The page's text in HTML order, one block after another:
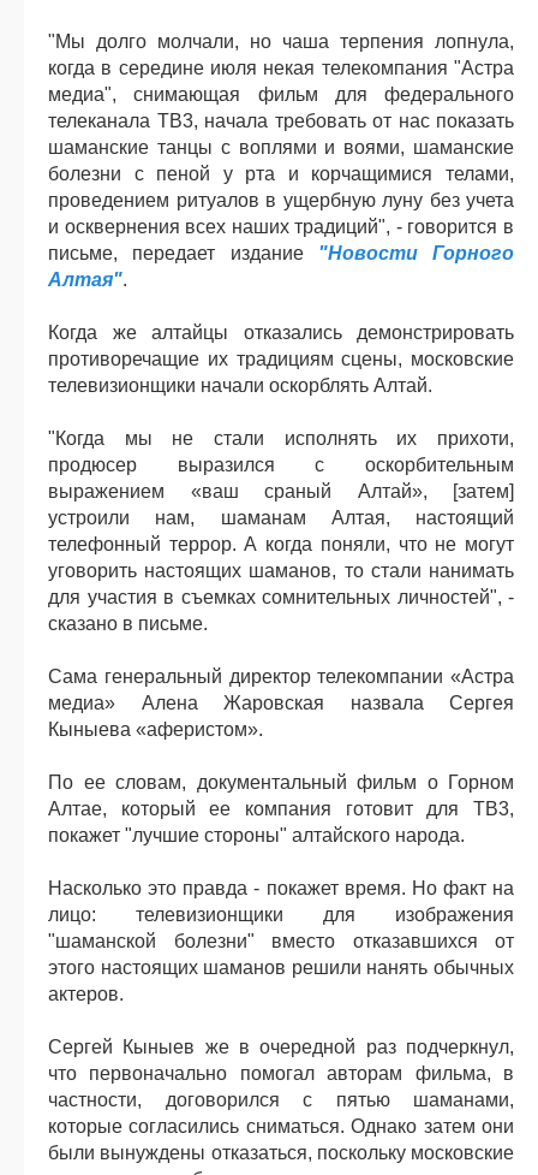
"Мы долго молчали, но чаша терпения лопнула,
когда в середине июля некая телекомпания "Астра
медиа", снимающая фильм для федерального
телеканала ТВ3, начала требовать от нас показать
шаманские танцы с воплями и воями, шаманские
болезни с пеной у рта и корчащимися телами,
проведением ритуалов в ущербную луну без учета
и осквернения всех наших традиций", - говорится в
письме, передает издание "Новости Горного
Алтая".
Когда же алтайцы отказались демонстрировать
противоречащие их традициям сцены, московские
телевизионщики начали оскорблять Алтай.
"Когда мы не стали исполнять их прихоти,
продюсер выразился с оскорбительным
выражением «ваш сраный Алтай», [затем]
устроили нам, шаманам Алтая, настоящий
телефонный террор. А когда поняли, что не могут
уговорить настоящих шаманов, то стали нанимать
для участия в съемках сомнительных личностей", -
сказано в письме.
Сама генеральный директор телекомпании «Астра
медиа» Алена Жаровская назвала Сергея
Кыныева «аферистом».
По ее словам, документальный фильм о Горном
Алтае, который ее компания готовит для ТВ3,
покажет "лучшие стороны" алтайского народа.
Насколько это правда - покажет время. Но факт на
лицо: телевизионщики для изображения
"шаманской болезни" вместо отказавшихся от
этого настоящих шаманов решили нанять обычных
актеров.
Сергей Кыныев же в очередной раз подчеркнул,
что первоначально помогал авторам фильма, в
частности, договорился с пятью шаманами,
которые согласились сниматься. Однако затем они
были вынуждены отказаться, поскольку московские